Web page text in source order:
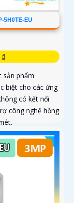
5H0TE-EU
₫
sản phẩm
biệt cho các ứng
có kết nối
công nghệ hồng